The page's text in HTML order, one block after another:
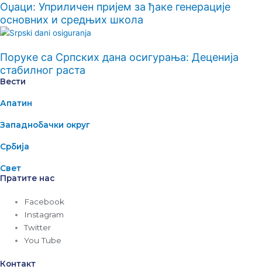
Оџаци: Уприличен пријем за ђаке генерације
основних и средњих школа
Поруке са Српских дана осигурања: Деценија
стабилног раста
Вести
Апатин
Западнобачки округ
Србија
Свет
Пратите нас
Facebook
Instagram
Twitter
You Tube
Контакт